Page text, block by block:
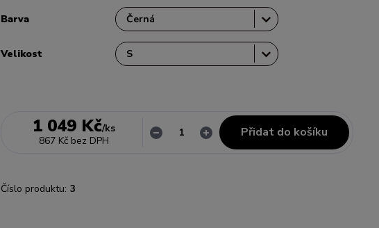
Barva
Velikost
1 049 Kč/ks
867 Kč bez DPH
Přidat do košíku
Číslo produktu: 3